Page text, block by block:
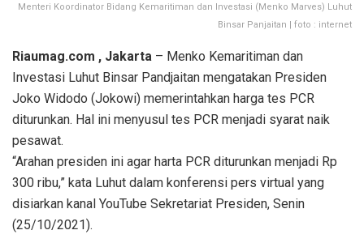
Menteri Koordinator Bidang Kemaritiman dan Investasi (Menko Marves) Luhut
Binsar Panjaitan | foto : internet
Riaumag.com , Jakarta – Menko Kemaritiman dan
Investasi Luhut Binsar Pandjaitan mengatakan Presiden
Joko Widodo (Jokowi) memerintahkan harga tes PCR
diturunkan. Hal ini menyusul tes PCR menjadi syarat naik
pesawat.
“Arahan presiden ini agar harta PCR diturunkan menjadi Rp
300 ribu,” kata Luhut dalam konferensi pers virtual yang
disiarkan kanal YouTube Sekretariat Presiden, Senin
(25/10/2021).